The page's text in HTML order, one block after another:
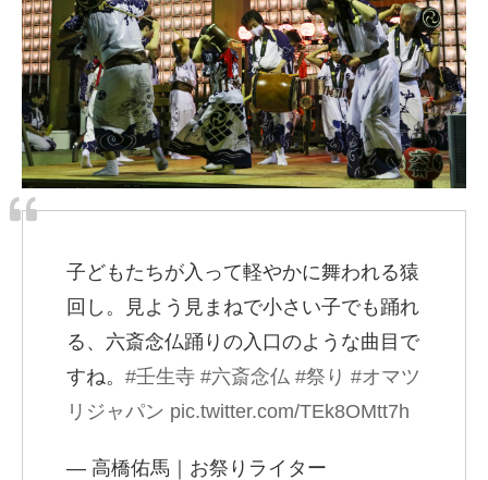
子どもたちが入って軽やかに舞われる猿
回し。見よう見まねで小さい子でも踊れ
る、六斎念仏踊りの入口のような曲目で
すね。 #壬生寺 #六斎念仏 #祭り #オマツ
リジャパン pic.twitter.com/TEk8OMtt7h
— 高橋佑馬｜お祭りライター